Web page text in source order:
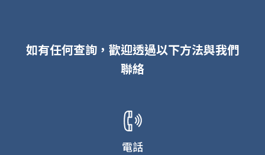
如有任何查詢，歡迎透過以下方法與我們
聯絡
電話